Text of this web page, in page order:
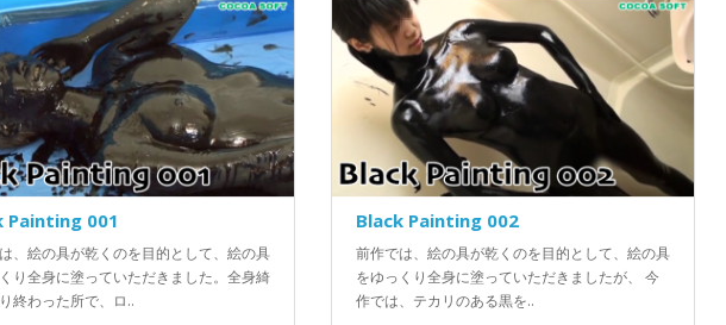
Painting 001
、絵の具が乾くのを目的として、絵の具
り全身に塗っていただきました。全身綺
終わった所で、ロ..
Black Painting 002
前作では、絵の具が乾くのを目的として、絵の具
をゆっくり全身に塗っていただきましたが、 今
作では、テカリのある黒を..